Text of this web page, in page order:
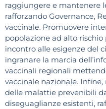
raggiungere e mantenere
rafforzando Governance,
vaccinale. Promuovere
popolazione ad alto
incontro alle esigenze del
ingranare la marcia
vaccinali regionali
vaccinale nazionale.
delle malattie prevenibili
diseguaglianze esistenti,